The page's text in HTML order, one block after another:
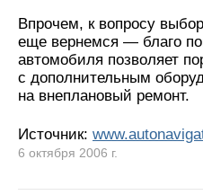
Впрочем, к вопросу
еще вернемся — благо
автомобиля позволяет
с дополнительным
на внеплановый ремонт.
Источник:
6 октября 2006 г.